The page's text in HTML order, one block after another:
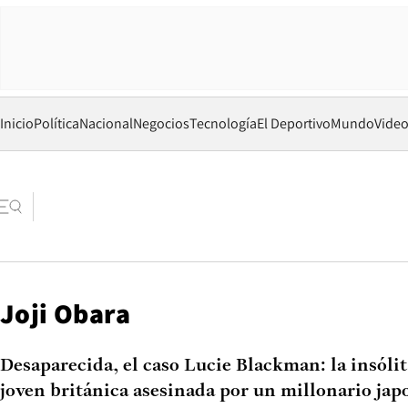
InicioPolíticaNacionalNegociosTecnologíaEl DeportivoMundo
Joji Obara
Desaparecida, el caso Lucie Blackman: la
joven británica asesinada por un millonario